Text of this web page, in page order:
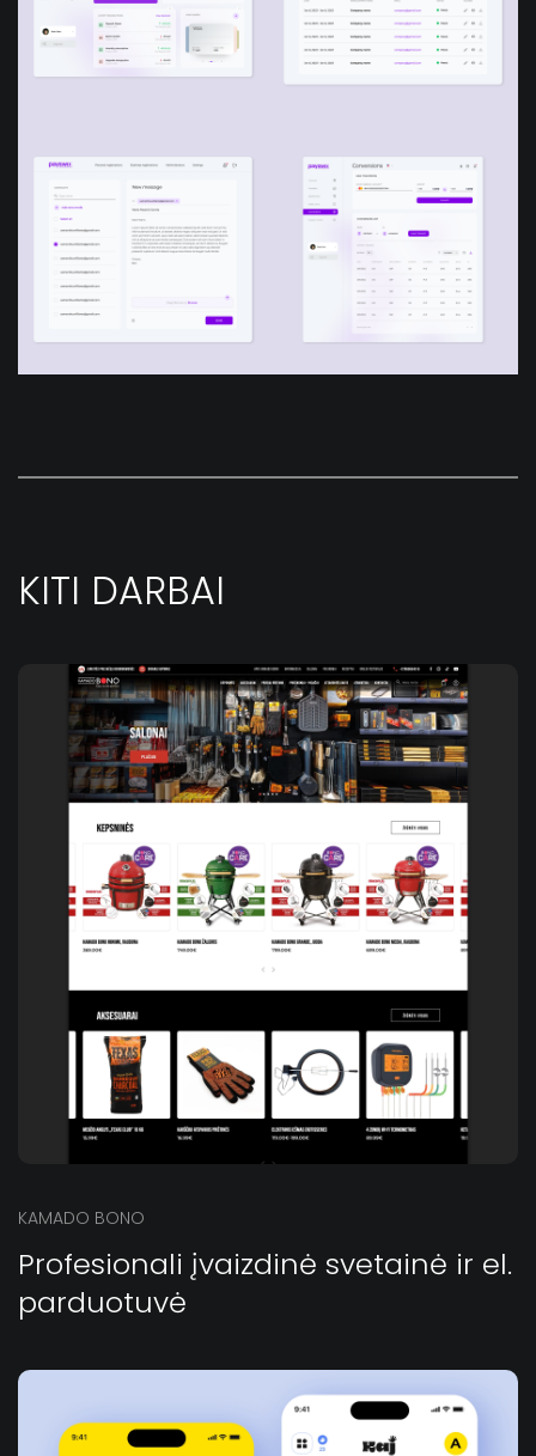
KITI DARBAI
KAMADO BONO
Profesionali įvaizdinė svetainė ir el.
parduotuvė